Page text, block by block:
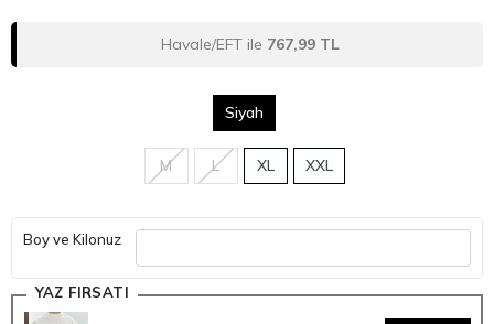
Havale/EFT ile 767,99 TL
Siyah
M L XL XXL
Boy ve Kilonuz
YAZ FIRSATI